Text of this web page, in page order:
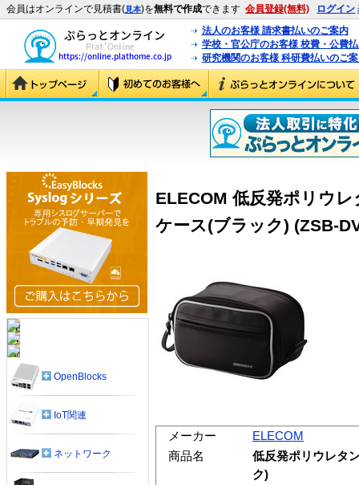
会員はオンラインで見積書(見本)を無料で作成できます 会員登録(無料) ログイン
法人のお客様 請求書払いのご案内
学校・官公庁のお客様 校費・公費
研究機関のお客様 科研費払いのご
ELECOM 低反発ポリウ
ケース(ブラック) (ZSB-
メーカー
ELECOM
商品名
低反発ポリウレタ
ク)
OpenBlocks
IoT関連
ネットワーク